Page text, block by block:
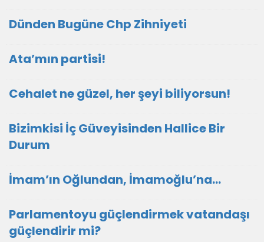
Dünden Bugüne Chp Zihniyeti
Ata’mın partisi!
Cehalet ne güzel, her şeyi biliyorsun!
Bizimkisi İç Güveyisinden Hallice Bir
Durum
İmam’ın Oğlundan, İmamoğlu’na…
Parlamentoyu güçlendirmek vatandaşı
güçlendirir mi?